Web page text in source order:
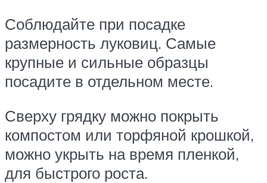
Соблюдайте при посадке
размерность луковиц. Самые
крупные и сильные образцы
посадите в отдельном месте.
Сверху грядку можно покрыть
компостом или торфяной крошкой,
можно укрыть на время пленкой,
для быстрого роста.